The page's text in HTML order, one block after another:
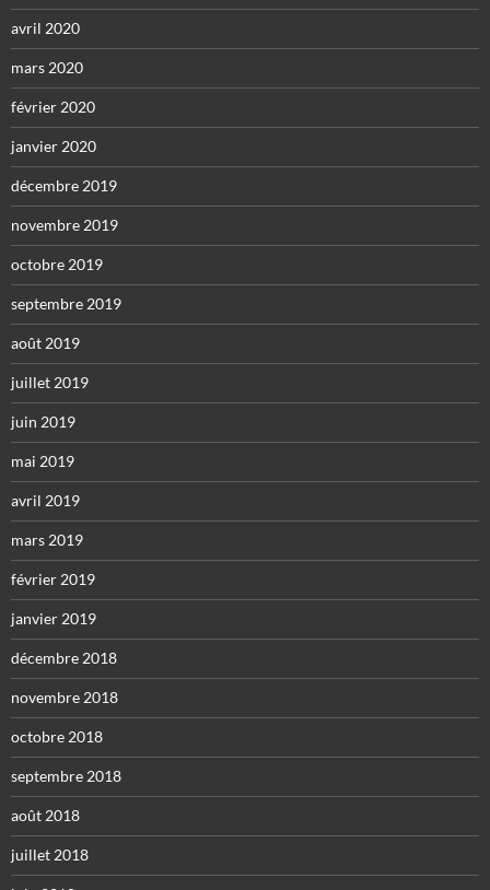
avril 2020
mars 2020
février 2020
janvier 2020
décembre 2019
novembre 2019
octobre 2019
septembre 2019
août 2019
juillet 2019
juin 2019
mai 2019
avril 2019
mars 2019
février 2019
janvier 2019
décembre 2018
novembre 2018
octobre 2018
septembre 2018
août 2018
juillet 2018